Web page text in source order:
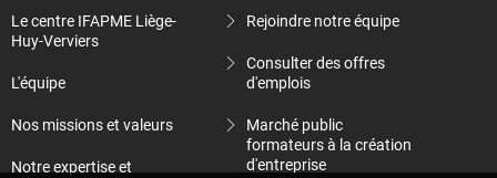
Le centre IFAPME Liège-
Huy-Verviers
L'équipe
Nos missions et valeurs
Notre expertise et
Rejoindre notre équipe
Consulter des offres
d'emplois
Marché public
formateurs à la création
d'entreprise